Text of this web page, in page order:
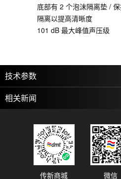
底部有 2 个泡沫隔离垫 /
隔离以提高清晰度
101 dB 最大峰值声压级
技术参数
相关新闻
传新商城 微信